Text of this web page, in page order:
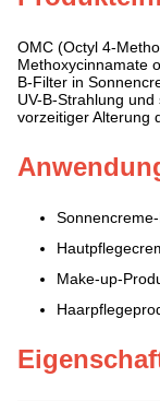
OMC (Octyl 4-
Methoxycinnamate
B-Filter in
UV-B-Strahlung
vorzeitiger Alterung
Make-up-